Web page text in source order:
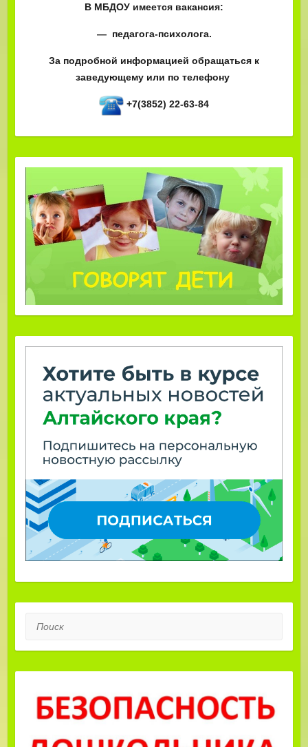
В МБДОУ имеется вакансия:
— педагога-психолога.
За подробной информацией обращаться к
заведующему или по телефону
+7(3852) 22-63-84
Поиск